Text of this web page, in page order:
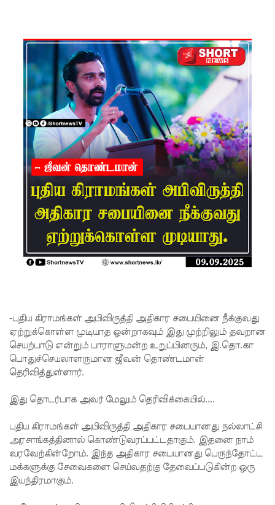
அபாய
எச்சரிக்
கை!
மட்டக்கள
சிறைச்சா
லையை
சுற்றி
பலத்த
பாதுகாப்பு!
லலித் -
போன
வழக்கு
கோட்டாப
ராஜபக்ச
செப்டம்பர்
29ஆம்
தேதி
காணொ
-புதிய கிராமங்கள் அபிவிருத்தி அதிகார சபையினை நீக்குவது
ஏற்றுக்கொள்ள முடியாத ஒன்றாகவும் இது முற்றிலும் தவறான
செயற்பாடு என்றும் பாராளுமன்ற உறுப்பினரும், இ.தொ.கா
பொதுச்செயலாளருமான ஜீவன் தொண்டமான்
தெரிவித்துள்ளார்.
இது தொடர்பாக அவர் மேலும் தெரிவிக்கையில்....
புதிய கிராமங்கள் அபிவிருத்தி அதிகார சபையானது நல்லாட்சி
அரசாங்கத்தினால் கொண்டுவரப்பட்டதாகும். இதனை நாம்
வரவேற்கின்றோம். இந்த அதிகார சபையானது பெருந்தோட்ட
மக்களுக்கு சேவைகளை செய்வதற்கு தேவைப்படுகின்ற ஒரு
இயந்திரமாகும்.